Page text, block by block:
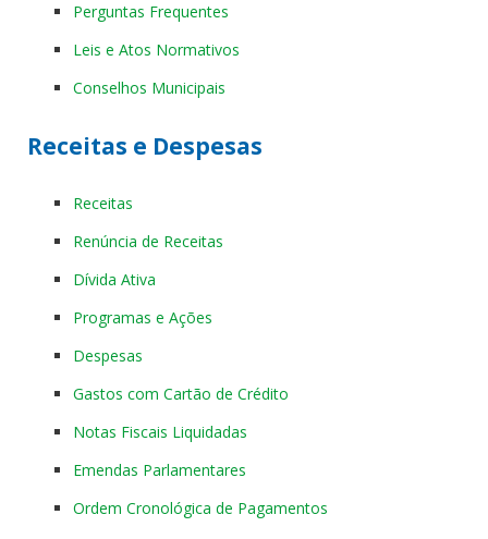
Perguntas Frequentes
Leis e Atos Normativos
Conselhos Municipais
Receitas e Despesas
Receitas
Renúncia de Receitas
Dívida Ativa
Programas e Ações
Despesas
Gastos com Cartão de Crédito
Notas Fiscais Liquidadas
Emendas Parlamentares
Ordem Cronológica de Pagamentos